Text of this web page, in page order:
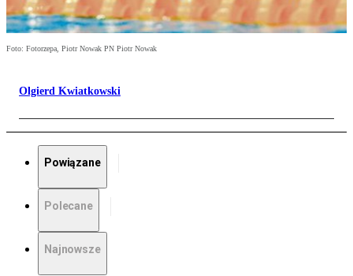
Foto: Fotorzepa, Piotr Nowak PN Piotr Nowak
Olgierd Kwiatkowski
Powiązane
Polecane
Najnowsze